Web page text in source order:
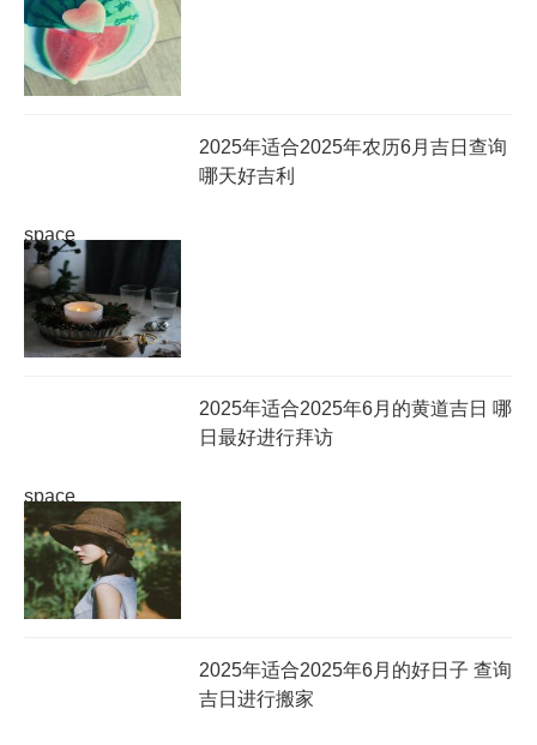
space
2025年适合2025年农历6月吉日查询
哪天好吉利
space
2025年适合2025年6月的黄道吉日 哪
日最好进行拜访
2025年适合2025年6月的好日子 查询
吉日进行搬家